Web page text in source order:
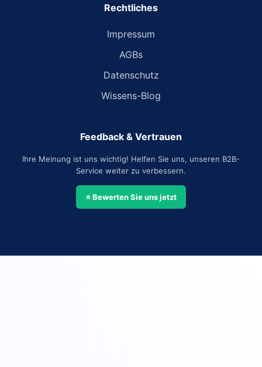
Rechtliches
Impressum
AGBs
Datenschutz
Wissens-Blog
Feedback & Vertrauen
Ihre Meinung ist uns wichtig! Helfen Sie uns, unseren B2B-
Service weiter zu verbessern.
⭐ Bewerten Sie uns jetzt